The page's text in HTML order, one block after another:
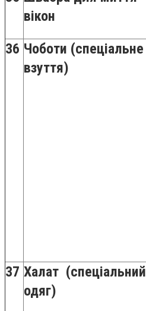
вікон
36 Чоботи (спеціальне
взуття)
37 Халат (спеціальний
одяг)